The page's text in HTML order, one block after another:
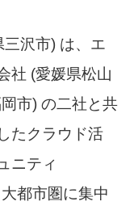
沢市) は、エ
社 (愛媛県松山
市) の二社と共
たクラウド活
ニティ
都市圏に集中